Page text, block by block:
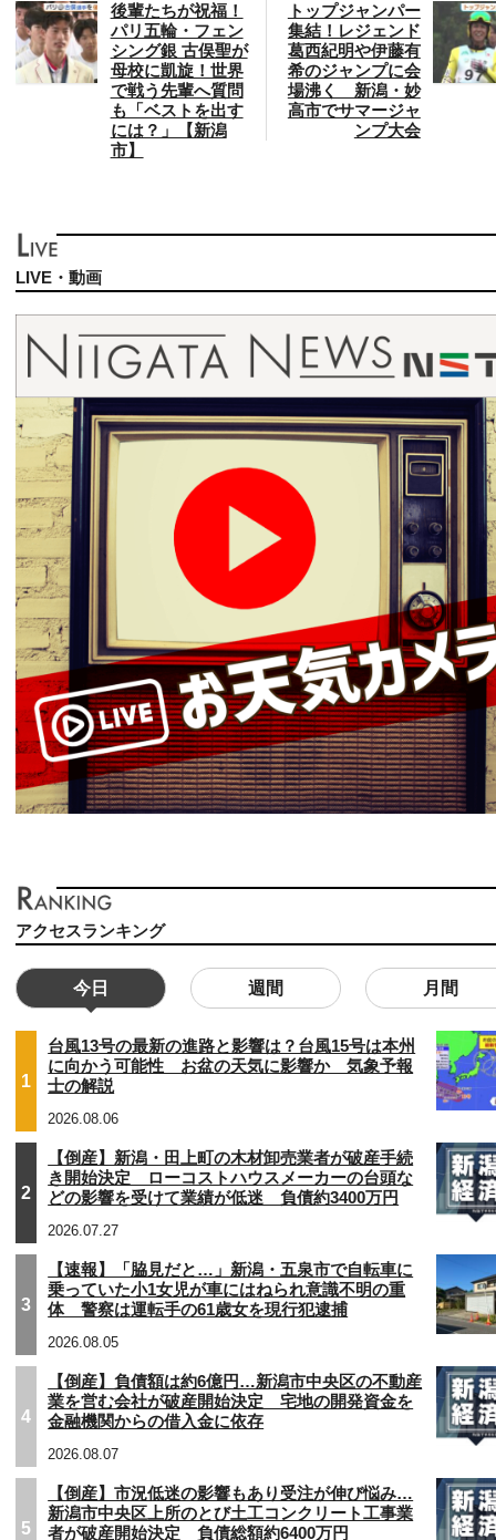
後輩たちが祝福！
パリ五輪・フェン
シング銀 古俣聖が
母校に凱旋！世界
で戦う先輩へ質問
も「ベストを出す
には？」【新潟
市】
トップジャンパー
集結！レジェンド
葛西紀明や伊藤有
希のジャンプに会
場沸く 新潟・妙
高市でサマージャ
ンプ大会
LIVE・動画
アクセスランキング
今日 週間 月間
1
台風13号の最新の進路と影響は？台風15号は本州
に向かう可能性 お盆の天気に影響か 気象予報
士の解説
2026.08.06
2
【倒産】新潟・田上町の木材卸売業者が破産手続
き開始決定 ローコストハウスメーカーの台頭な
どの影響を受けて業績が低迷 負債約3400万円
2026.07.27
3
【速報】「脇見だと…」新潟・五泉市で自転車に
乗っていた小1女児が車にはねられ意識不明の重
体 警察は運転手の61歳女を現行犯逮捕
2026.08.05
4
【倒産】負債額は約6億円…新潟市中央区の不動産
業を営む会社が破産開始決定 宅地の開発資金を
金融機関からの借入金に依存
2026.08.07
5
【倒産】市況低迷の影響もあり受注が伸び悩み…
新潟市中央区上所のとび土工コンクリート工事業
者が破産開始決定 負債総額約6400万円